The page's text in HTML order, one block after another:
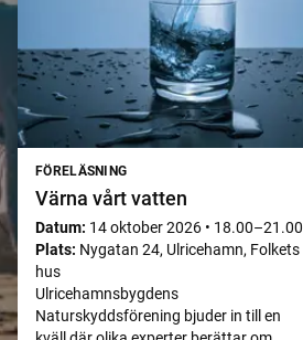
FÖRELÄSNING
Värna vårt vatten
Datum: 14 oktober 2026 • 18.00–21.00
Plats: Nygatan 24, Ulricehamn, Folkets
hus
Ulricehamnsbygdens
Naturskyddsförening bjuder in till en